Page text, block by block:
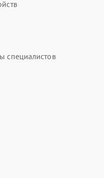
специалистов